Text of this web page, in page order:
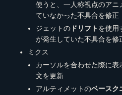
使うと、一人称視点のア
ていなかった不具合を修正
ジェットの ドリフトを使用
が発生していた不具合を修
ミクス
カーソルを合わせた際に表
文を更新
アルティメットのベースク